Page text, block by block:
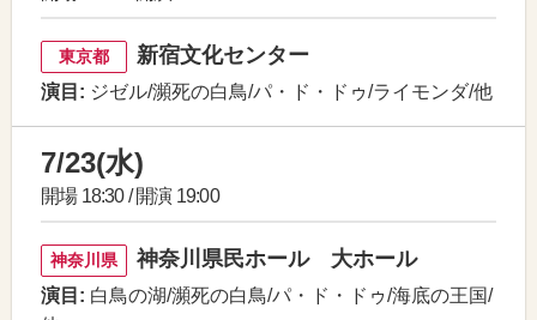
東京都 新宿文化センター
演目: ジゼル/瀕死の白鳥/パ・ド・ドゥ/ライモンダ/他
7/23(水)
開場 18:30 / 開演 19:00
神奈川県 神奈川県民ホール 大ホール
演目: 白鳥の湖/瀕死の白鳥/パ・ド・ドゥ/海底の王国/